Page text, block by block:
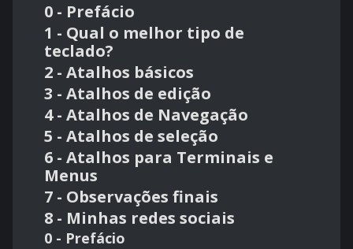
0 - Prefácio
1 - Qual o melhor tipo de
teclado?
2 - Atalhos básicos
3 - Atalhos de edição
4 - Atalhos de Navegação
5 - Atalhos de seleção
6 - Atalhos para Terminais e
Menus
7 - Observações finais
8 - Minhas redes sociais
0 - Prefácio